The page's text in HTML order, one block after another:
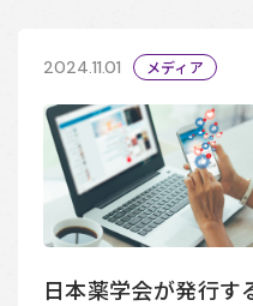
2024.11.01 メディア
日本薬学会が発行